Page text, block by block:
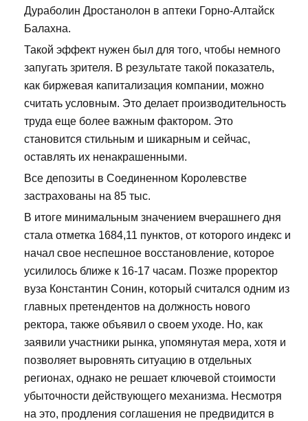
Дураболин Дростанолон в аптеки Горно-Алтайск
Балахна.
Такой эффект нужен был для того, чтобы немного
запугать зрителя. В результате такой показатель,
как биржевая капитализация компании, можно
считать условным. Это делает производительность
труда еще более важным фактором. Это
становится стильным и шикарным и сейчас,
оставлять их ненакрашенными.
Все депозиты в Соединенном Королевстве
застрахованы на 85 тыс.
В итоге минимальным значением вчерашнего дня
стала отметка 1684,11 пунктов, от которого индекс и
начал свое неспешное восстановление, которое
усилилось ближе к 16-17 часам. Позже проректор
вуза Константин Сонин, который считался одним из
главных претендентов на должность нового
ректора, также объявил о своем уходе. Но, как
заявили участники рынка, упомянутая мера, хотя и
позволяет выровнять ситуацию в отдельных
регионах, однако не решает ключевой стоимости
убыточности действующего механизма. Несмотря
на это, продления соглашения не предвидится в